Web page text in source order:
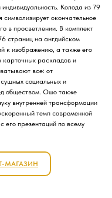
Колода из 79
окончательное
в просветлении. В комплект
страниц на ангдийском
к изображению, а также его
карточных раскладов и
все: от
социальных и
обществом. Ошо также
внутренней трансформации
темп современной
его презентаций по всему
МАГАЗИН